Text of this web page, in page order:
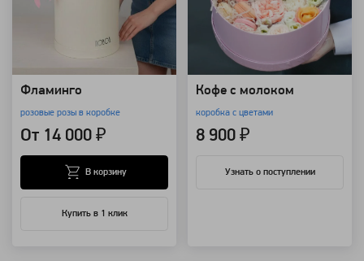
Фламинго
розовые розы в коробке
От 14 000 ₽
Купить в 1 клик
В корзину
Кофе с молоком
коробка с цветами
8 900 ₽
Узнать о поступлении